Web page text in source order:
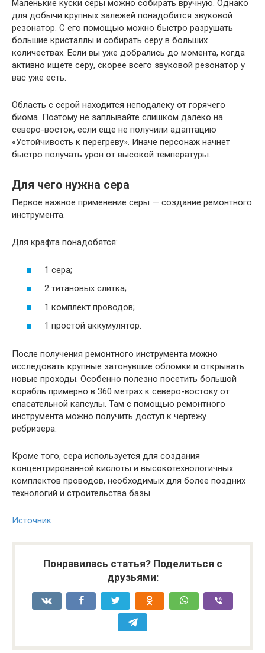
Маленькие куски серы можно собирать вручную. Однако
для добычи крупных залежей понадобится звуковой
резонатор. С его помощью можно быстро разрушать
большие кристаллы и собирать серу в больших
количествах. Если вы уже добрались до момента, когда
активно ищете серу, скорее всего звуковой резонатор у
вас уже есть.
Область с серой находится неподалеку от горячего
биома. Поэтому не заплывайте слишком далеко на
северо-восток, если еще не получили адаптацию
«Устойчивость к перегреву». Иначе персонаж начнет
быстро получать урон от высокой температуры.
Для чего нужна сера
Первое важное применение серы — создание ремонтного
инструмента.
Для крафта понадобятся:
1 сера;
2 титановых слитка;
1 комплект проводов;
1 простой аккумулятор.
После получения ремонтного инструмента можно
исследовать крупные затонувшие обломки и открывать
новые проходы. Особенно полезно посетить большой
корабль примерно в 360 метрах к северо-востоку от
спасательной капсулы. Там с помощью ремонтного
инструмента можно получить доступ к чертежу
ребризера.
Кроме того, сера используется для создания
концентрированной кислоты и высокотехнологичных
комплектов проводов, необходимых для более поздних
технологий и строительства базы.
Источник
Понравилась статья? Поделиться с
друзьями: